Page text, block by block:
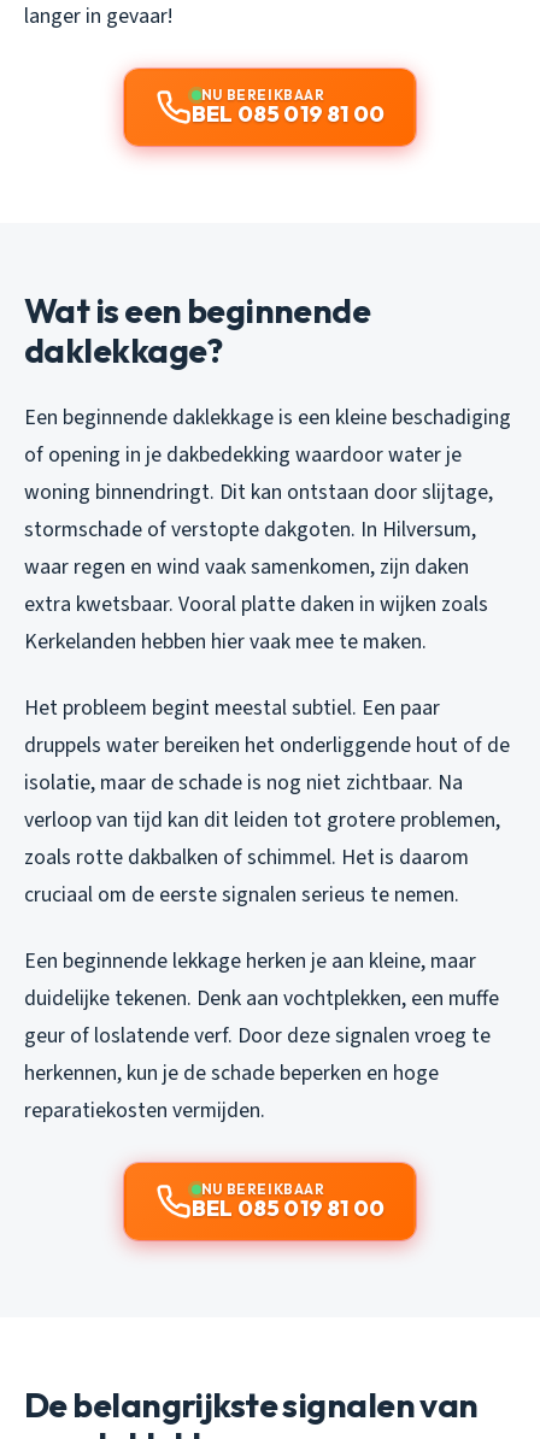
langer in gevaar!
NU BEREIKBAAR
BEL 085 019 81 00
Wat is een beginnende
daklekkage?
Een beginnende daklekkage is een kleine beschadiging
of opening in je dakbedekking waardoor water je
woning binnendringt. Dit kan ontstaan door slijtage,
stormschade of verstopte dakgoten. In Hilversum,
waar regen en wind vaak samenkomen, zijn daken
extra kwetsbaar. Vooral platte daken in wijken zoals
Kerkelanden hebben hier vaak mee te maken.
Het probleem begint meestal subtiel. Een paar
druppels water bereiken het onderliggende hout of de
isolatie, maar de schade is nog niet zichtbaar. Na
verloop van tijd kan dit leiden tot grotere problemen,
zoals rotte dakbalken of schimmel. Het is daarom
cruciaal om de eerste signalen serieus te nemen.
Een beginnende lekkage herken je aan kleine, maar
duidelijke tekenen. Denk aan vochtplekken, een muffe
geur of loslatende verf. Door deze signalen vroeg te
herkennen, kun je de schade beperken en hoge
reparatiekosten vermijden.
NU BEREIKBAAR
BEL 085 019 81 00
De belangrijkste signalen van